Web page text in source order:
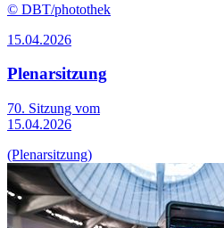
© DBT/photothek
15.04.2026
Plenarsitzung
70. Sitzung vom
15.04.2026
(Plenarsitzung)